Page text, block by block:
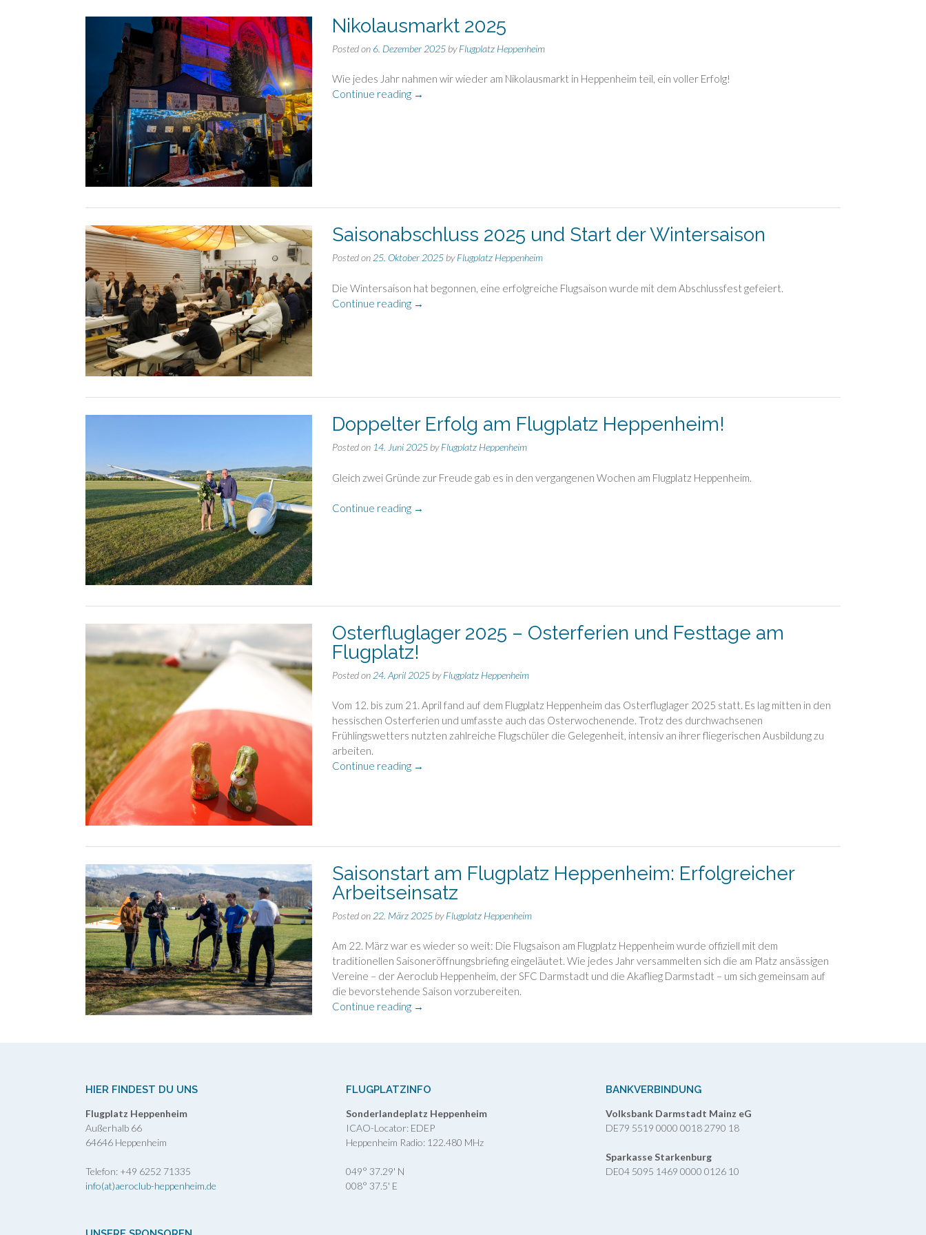
Nikolausmarkt 2025
Posted on 6. Dezember 2025 byFlugplatz Heppenheim
Wie jedes Jahr nahmen wir wieder am Nikolausmarkt in Heppenheim teil, ein voller Erfolg!
Continue reading „Nikolausmarkt
→
Saisonabschluss 2025 und Start der Wintersaison
Posted on 25. Oktober 2025 byFlugplatz Heppenheim
Die Wintersaison hat begonnen, eine erfolgreiche Flugsaison wurde mit dem Abschlussfest gefeiert.
Continue reading „Saisonabschluss
→
Doppelter Erfolg am Flugplatz Heppenheim!
Posted on 14. Juni 2025 byFlugplatz Heppenheim
Gleich zwei Gründe zur Freude gab es in den vergangenen Wochen am Flugplatz Heppenheim.
Continue reading „Doppelter
→
Osterfluglager 2025 – Osterferien und Festtage am
Flugplatz!
Posted on 24. April 2025 byFlugplatz Heppenheim
Vom 12. bis zum 21. April fand auf dem Flugplatz Heppenheim das Osterfluglager 2025 statt. Es lag mitten in den
hessischen Osterferien und umfasste auch das Osterwochenende. Trotz des durchwachsenen
Frühlingswetters nutzten zahlreiche Flugschüler die Gelegenheit, intensiv an ihrer fliegerischen Ausbildung zu
arbeiten.
Continue reading „Osterfluglager
Flugplatz!“
→
Saisonstart am Flugplatz Heppenheim: Erfolgreicher
Arbeitseinsatz
Posted on 22. März 2025 byFlugplatz Heppenheim
Am 22. März war es wieder so weit: Die Flugsaison am Flugplatz Heppenheim wurde offiziell mit dem
traditionellen Saisoneröffnungsbriefing eingeläutet. Wie jedes Jahr versammelten sich die am Platz ansässigen
Vereine – der Aeroclub Heppenheim, der SFC Darmstadt und die Akaflieg Darmstadt – um sich gemeinsam auf
die bevorstehende Saison vorzubereiten.
Continue reading „Saisonstart
→
HIER FINDEST DU UNS
Flugplatz Heppenheim
Außerhalb 66
64646 Heppenheim
Telefon: +49 6252 71335
info(at)aeroclub-heppenheim.de
FLUGPLATZINFO
Sonderlandeplatz Heppenheim
ICAO-Locator: EDEP
Heppenheim Radio: 122.480 MHz
049° 37.29' N
008° 37.5' E
BANKVERBINDUNG
Volksbank Darmstadt Mainz eG
DE79 5519 0000 0018 2790 18
Sparkasse Starkenburg
DE04 5095 1469 0000 0126 10